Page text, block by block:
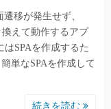
遷移が発生せず、
えて動作するアプ
はSPAを作成するた
単なSPAを作成して
続きを読む